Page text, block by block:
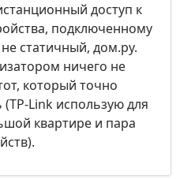
доступ к
подключенному
статичный, дом.ру.
ничего не
который точно
Link использую для
квартире и пара